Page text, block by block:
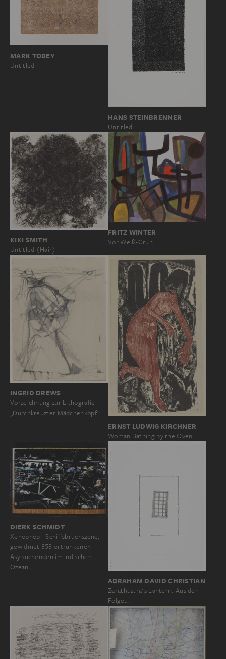
MARK TOBEY
Untitled
HANS STEINBRENNER
Untitled
KIKI SMITH
Untitled (Hair)
FRITZ WINTER
Vor Weiß-Grün
INGRID DREWS
Vorzeichnung zur Lithografie
„Durchkreuzter Mädchenkopf“
ERNST LUDWIG KIRCHNER
Woman Bathing by the Oven
DIERK SCHMIDT
Xenophob - Schiffsbruchszene,
gewidmet 353 ertrunkenen
Asylsuchenden im indischen
Ozean…
ABRAHAM DAVID CHRISTIAN
Zarathustra's Lantern. Aus der
Folge…